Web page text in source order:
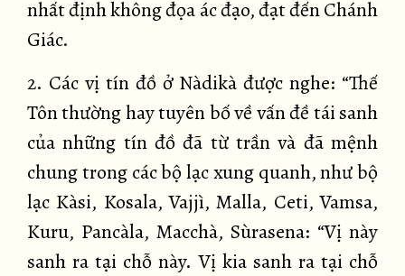
nhất định không đọa ác đạo, đạt đến Chánh
Giác.
2. Các vị tín đồ ở Nàdikà được nghe: “Thế
Tôn thường hay tuyên bố về vấn đề tái sanh
của những tín đồ đã từ trần và đã mệnh
chung trong các bộ lạc xung quanh, như bộ
lạc Kàsi, Kosala, Vajjì, Malla, Ceti, Vamsa,
Kuru, Pancàla, Macchà, Sùrasena: “Vị này
sanh ra tại chỗ này. Vị kia sanh ra tại chỗ